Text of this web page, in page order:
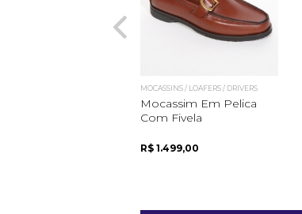
MOCASSINS / LOAFERS / DRIVERS
Mocassim Em Pelica
Com Fivela
R$ 1.499,00